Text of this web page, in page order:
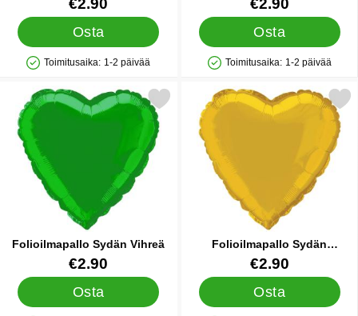
€2.90
Osta
Saatavuus: Varastossa
Toimitusaika: 1-2 päivää
€2.90
Osta
Saatavuus: Varastossa
Toimitusaika: 1-2 päivää
Folioilmapallo Sydän Vihreä
Tuote.nro 5745€2.90
Osta
Merkitse folioilmapallo Sydän Vihreä suosikiksi
Folioilmapallo Sydän
Kultainen
Tuote.nro 5746€2.90
Osta
Merkitse folioilmapallo